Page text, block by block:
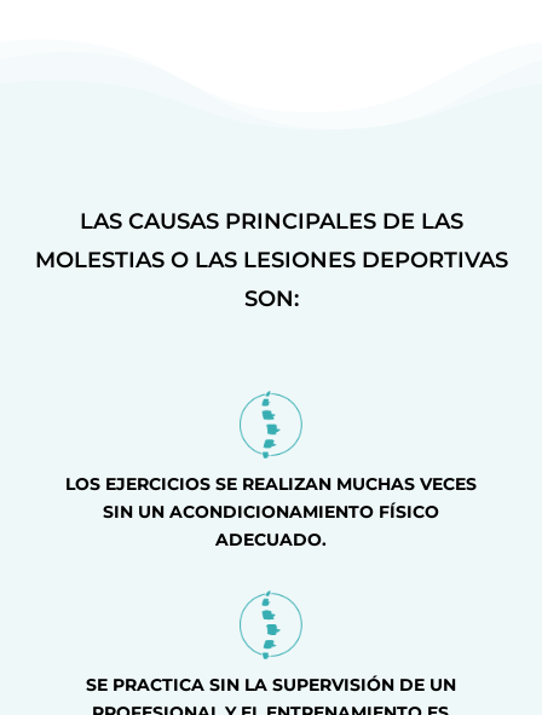
LAS CAUSAS PRINCIPALES DE LAS
MOLESTIAS O LAS LESIONES DEPORTIVAS
SON:
LOS EJERCICIOS SE REALIZAN MUCHAS VECES
SIN UN ACONDICIONAMIENTO FÍSICO
ADECUADO.
SE PRACTICA SIN LA SUPERVISIÓN DE UN